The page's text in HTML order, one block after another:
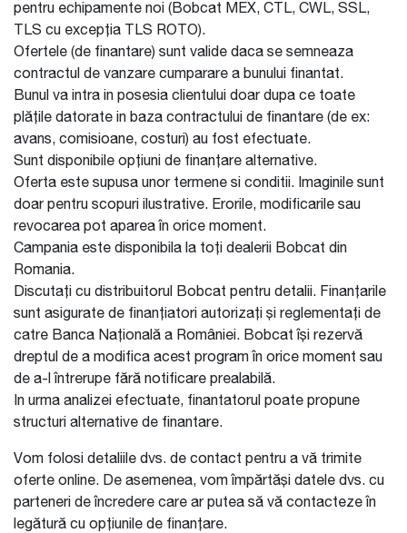
pentru echipamente noi (Bobcat MEX, CTL, CWL, SSL,
TLS cu excepția TLS ROTO).
Ofertele (de finantare) sunt valide daca se semneaza
contractul de vanzare cumparare a bunului finantat.
Bunul va intra in posesia clientului doar dupa ce toate
plățile datorate in baza contractului de finantare (de ex:
avans, comisioane, costuri) au fost efectuate.
Sunt disponibile opțiuni de finanțare alternative.
Oferta este supusa unor termene si conditii. Imaginile sunt
doar pentru scopuri ilustrative. Erorile, modificarile sau
revocarea pot aparea în orice moment.
Campania este disponibila la toți dealerii Bobcat din
Romania.
Discutați cu distribuitorul Bobcat pentru detalii. Finanțarile
sunt asigurate de finanțiatori autorizați și reglementați de
catre Banca Națională a României. Bobcat își rezervă
dreptul de a modifica acest program în orice moment sau
de a-l întrerupe fără notificare prealabilă.
In urma analizei efectuate, finantatorul poate propune
structuri alternative de finantare.
Vom folosi detaliile dvs. de contact pentru a vă trimite
oferte online. De asemenea, vom împărtăși datele dvs. cu
parteneri de încredere care ar putea să vă contacteze în
legătură cu opțiunile de finanțare.